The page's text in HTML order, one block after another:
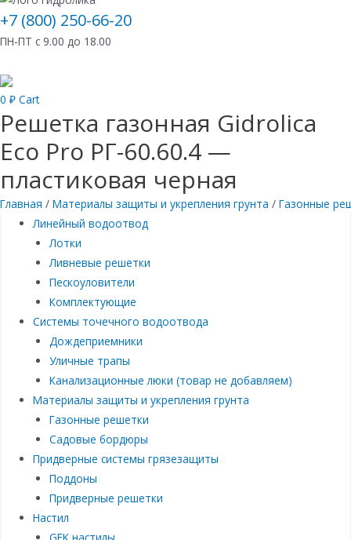
+7 (800) 250-66-20
ПН-ПТ с 9.00 до 18.00
0 ₽ Cart
Решетка газонная Gidrolica
Eco Pro РГ-60.60.4 —
пластиковая черная
Главная / Материалы защиты и укрепления грунта / Газонные
Линейный водоотвод
Лотки
Ливневые решетки
Пескоуловители
Комплектующие
Системы точечного водоотвода
Дождеприемники
Уличные трапы
Канализационные люки (товар не добавляем)
Материалы защиты и укрепления грунта
Газонные решетки
Садовые бордюры
Придверные системы грязезащиты
Поддоны
Придверные решетки
Настил